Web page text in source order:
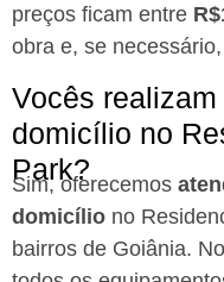
preços ficam entre
obra e, se
Vocês
domicílio no
Park?
Sim, oferecemos
domicílio no
bairros de Goiânia.